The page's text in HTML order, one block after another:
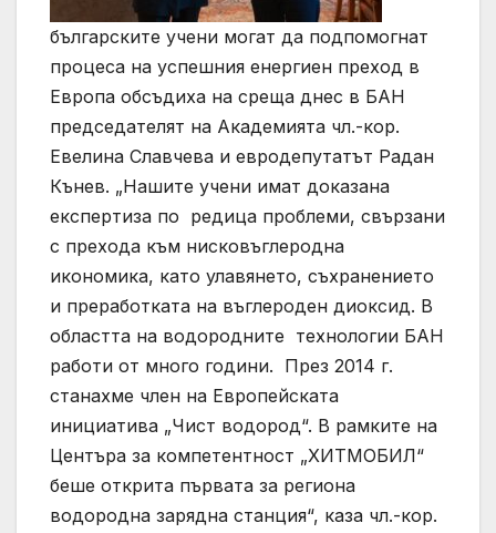
българските учени могат да подпомогнат
процеса на успешния енергиен преход в
Европа обсъдиха на среща днес в БАН
председателят на Академията чл.-кор.
Евелина Славчева и евродепутатът Радан
Кънев. „Нашите учени имат доказана
експертиза по редица проблеми, свързани
с прехода към нисковъглеродна
икономика, като улавянето, съхранението
и преработката на въглероден диоксид. В
областта на водородните технологии БАН
работи от много години. През 2014 г.
станахме член на Европейската
инициатива „Чист водород“. В рамките на
Центъра за компетентност „ХИТМОБИЛ“
беше открита първата за региона
водородна зарядна станция“, каза чл.-кор.